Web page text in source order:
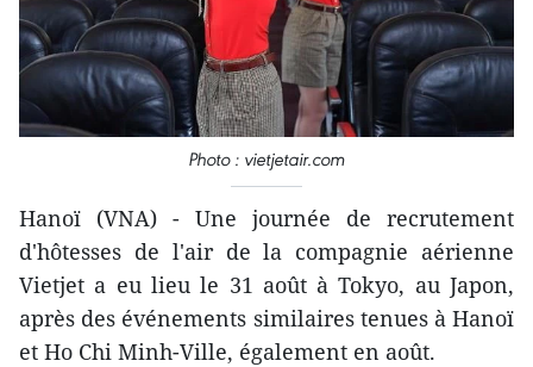
Photo : vietjetair.com
Hanoï (VNA) - Une journée de recrutement
d'hôtesses de l'air de la compagnie aérienne
Vietjet a eu lieu le 31 août à Tokyo, au Japon,
après des événements similaires tenues à Hanoï
et Ho Chi Minh-Ville, également en août.